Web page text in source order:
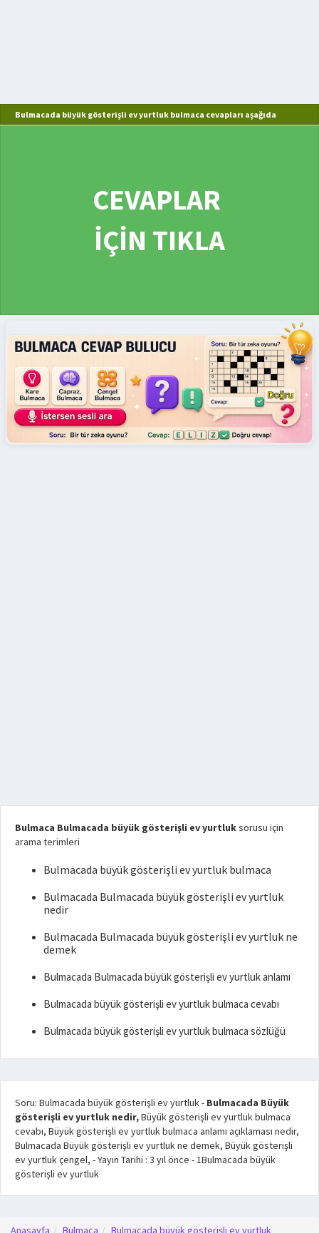
Bulmacada büyük gösterişli ev yurtluk bulmaca cevapları aşağıda
CEVAPLAR
İÇİN TIKLA
Bulmaca Bulmacada büyük gösterişli ev yurtluksorusu için
arama terimleri
Bulmacada büyük gösterişli ev yurtluk bulmaca
Bulmacada Bulmacada büyük gösterişli ev yurtluk
nedir
Bulmacada Bulmacada büyük gösterişli ev yurtluk ne
demek
Bulmacada Bulmacada büyük gösterişli ev yurtluk anlamı
Bulmacada büyük gösterişli ev yurtluk bulmaca cevabı
Bulmacada büyük gösterişli ev yurtluk bulmaca sözlüğü
Soru: Bulmacada büyük gösterişli ev yurtluk- Bulmacada Büyük
gösterişli ev yurtluk nedir,Büyük gösterişli ev yurtluk bulmaca
cevabı, Büyük gösterişli ev yurtluk bulmaca anlamı açıklaması nedir,
Bulmacada Büyük gösterişli ev yurtluk ne demek, Büyük gösterişli
ev yurtluk çengel, - Yayın Tarihi : 3 yıl önce -1Bulmacada büyük
gösterişli ev yurtluk
Anasayfa Bulmaca Bulmacada büyük gösterişli ev yurtluk